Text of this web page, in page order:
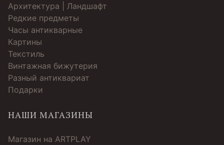
Архитектура | Ландшафт
Редкие предметы
Часы антикварные
Картины
Текстиль
Винтажная бижутерия
Разный антиквариат
Подарки
НАШИ МАГАЗИНЫ
Магазин на ARTPLAY